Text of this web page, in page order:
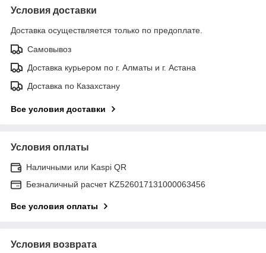
Условия доставки
Доставка осуществляется только по предоплате.
Самовывоз
Доставка курьером по г. Алматы и г. Астана
Доставка по Казахстану
Все условия доставки
Условия оплаты
Наличными или Kaspi QR
Безналичный расчет KZ526017131000063456
Все условия оплаты
Условия возврата